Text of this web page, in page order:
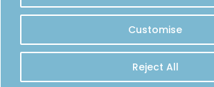
Customise
Reject All